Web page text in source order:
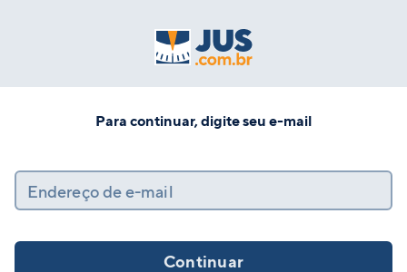
Para continuar, digite seu e-mail
Endereço de e-mail
Continuar